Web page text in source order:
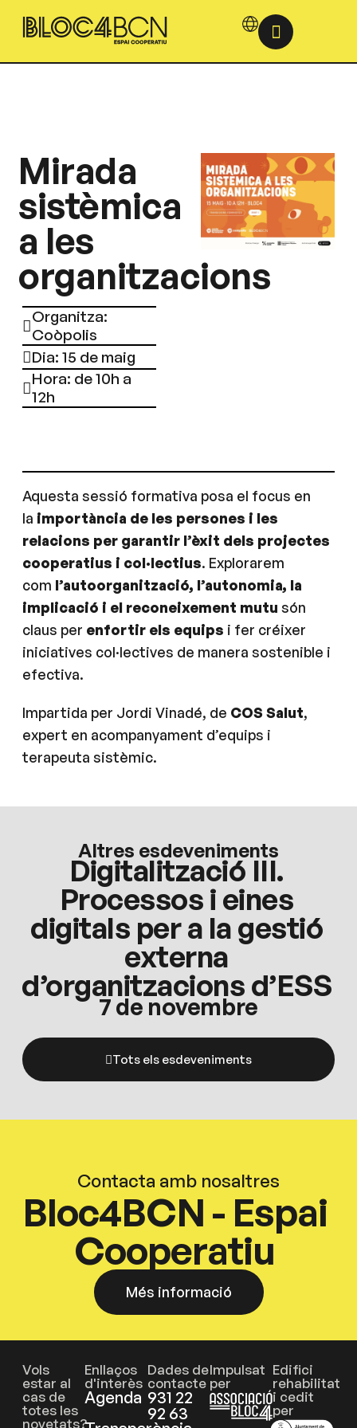
Mirada
sistèmica
a les
organitzacions
Organitza:
Coòpolis
Dia: 15 de maig
Hora: de 10h a
12h
Aquesta sessió formativa posa el focus en
la importància de les persones i les
relacions per garantir l’èxit dels projectes
cooperatius i col·lectius. Explorarem
com l’autoorganització, l’autonomia, la
implicació i el reconeixement mutu són
claus per enfortir els equips i fer créixer
iniciatives col·lectives de manera sostenible i
efectiva.
Impartida per Jordi Vinadé, de COS Salut,
expert en acompanyament d’equips i
terapeuta sistèmic.
Altres esdeveniments
Digitalització III.
Processos i eines
digitals per a la gestió
externa
d’organitzacions d’ESS
7 de novembre
Tots els esdeveniments
Contacta amb nosaltres
Bloc4BCN - Espai
Cooperatiu
Més informació
Vols
estar al
cas de
totes les
novetats?
Enllaços
d'interès
Agenda
Dades de
contacte
931 22
92 63
Impulsat
per
Edifici
rehabilitat
i cedit
per